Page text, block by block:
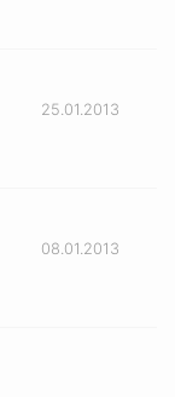
25.01.2013
08.01.2013